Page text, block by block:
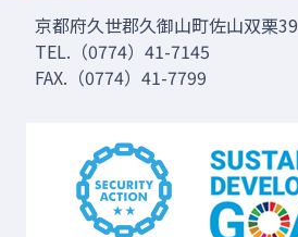
京都府久世郡久御山町佐山双栗39
TEL.（0774）41-7145
FAX.（0774）41-7799